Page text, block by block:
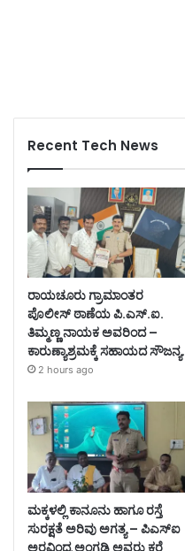
Recent Tech News
ರಾಯಚೂರು ಗ್ರಾಮಾಂತರ
ಪೊಲೀಸ್ ಠಾಣೆಯ ಪಿ.ಎಸ್.ಐ.
ತಿಮ್ಮಣ್ಣ ನಾಯಕ ಅವರಿಂದ –
ಕಾರುಣ್ಯಾಶ್ರಮಕ್ಕೆ ಸಹಾಯದ ಸೌಜನ್ಯ.
2 hours ago
ಮಕ್ಕಳಲ್ಲಿ ಕಾನೂನು ಹಾಗೂ ರಸ್ತೆ
ಸುರಕ್ಷತೆ ಅರಿವು ಅಗತ್ಯ – ಪಿಎಸ್‌ಐ
ಅರವಿಂದ್ರ ಅಂಗಡಿ ಅವರು ಕರೆ